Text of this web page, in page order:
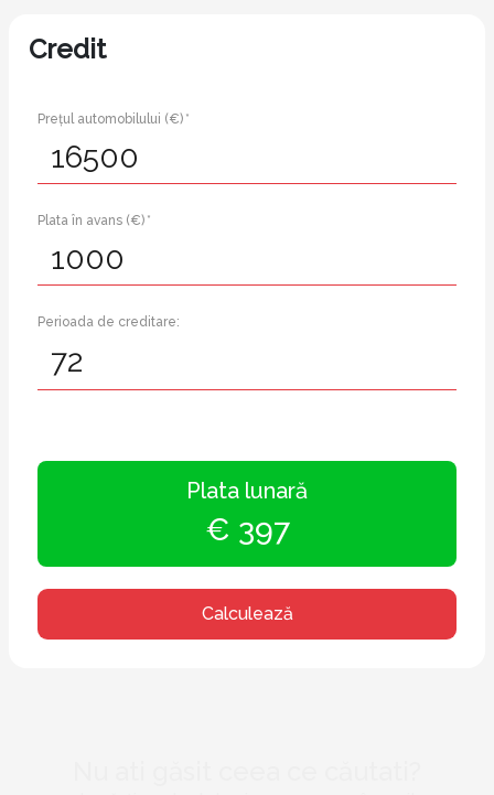
Credit
Prețul automobilului (€) *
Plata în avans (€) *
Perioada de creditare:
Plata lunară
€ 397
Calculează